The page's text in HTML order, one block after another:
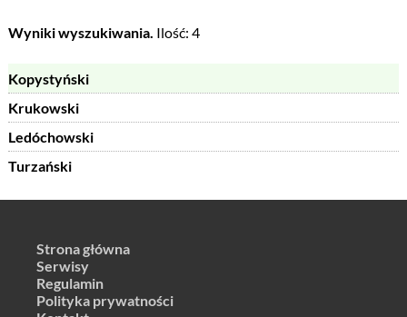
Wyniki wyszukiwania. Ilość: 4
Kopystyński
Krukowski
Ledóchowski
Turzański
Strona główna
Serwisy
Regulamin
Polityka prywatności